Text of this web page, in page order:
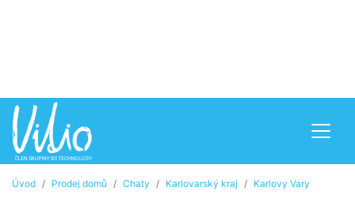
Úvod Prodej domů Chaty Karlovarský kraj Karlovy Vary